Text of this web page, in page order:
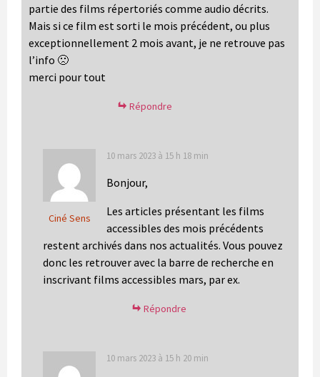
partie des films répertoriés comme audio décrits.
Mais si ce film est sorti le mois précédent, ou plus
exceptionnellement 2 mois avant, je ne retrouve pas
l’info 🙁
merci pour tout
Répondre
Ciné Sens
10 mars 2023 à 15 h 18 min
Bonjour,
Les articles présentant les films
accessibles des mois précédents
restent archivés dans nos actualités. Vous pouvez
donc les retrouver avec la barre de recherche en
inscrivant films accessibles mars, par ex.
Répondre
10 mars 2023 à 15 h 20 min